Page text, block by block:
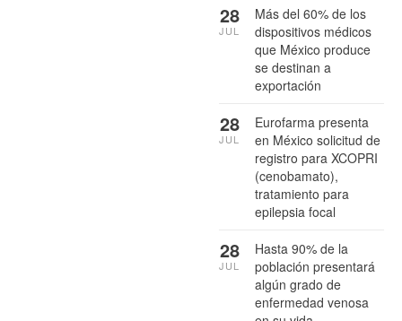
Más del 60% de los
dispositivos médicos
que México produce
se destinan a
exportación
28
JUL
Eurofarma presenta
en México solicitud de
registro para XCOPRI
(cenobamato),
tratamiento para
epilepsia focal
28
JUL
Hasta 90% de la
población presentará
algún grado de
enfermedad venosa
28
JUL